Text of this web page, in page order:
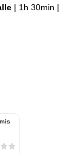
| 1h 30min |